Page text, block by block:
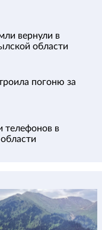
вернули в
области
погоню за
телефонов в